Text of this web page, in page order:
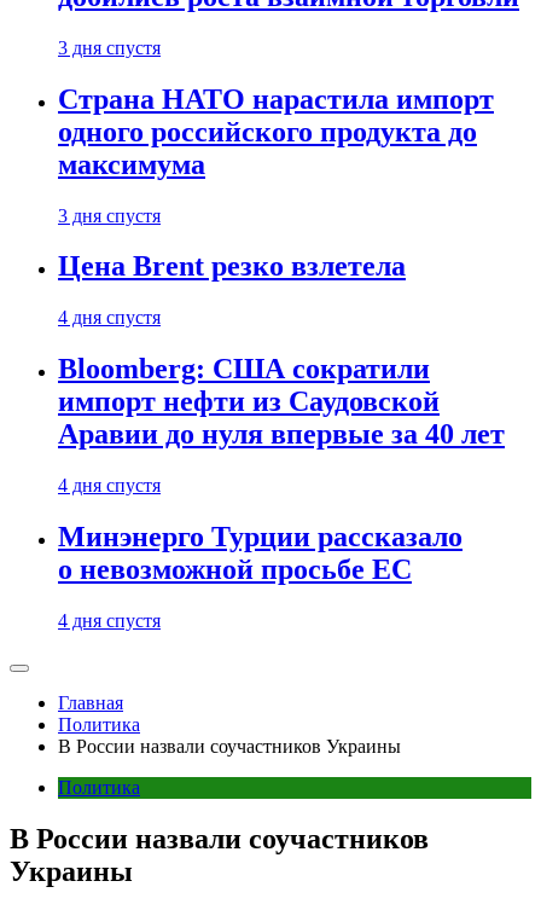
3 дня спустя
Страна НАТО нарастила импорт
одного российского продукта до
максимума
3 дня спустя
Цена Brent резко взлетела
4 дня спустя
Bloomberg: США сократили
импорт нефти из Саудовской
Аравии до нуля впервые за 40 лет
4 дня спустя
Минэнерго Турции рассказало
о невозможной просьбе ЕС
4 дня спустя
Главная
Политика
В России назвали соучастников Украины
Политика
В России назвали соучастников
Украины